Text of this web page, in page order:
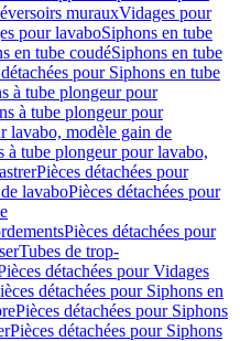
murauxVidages pour
pour lavaboSiphons en tube
en tube coudéSiphons en tube
pour Siphons en tube
à tube plongeur pour
à tube plongeur pour
lavabo, modèle gain de
à tube plongeur pour lavabo,
Pièces détachées pour
lavaboPièces détachées pour
Pièces détachées pour
Tubes de trop-
détachées pour Vidages
détachées pour Siphons en
Pièces détachées pour Siphons
Pièces détachées pour Siphons